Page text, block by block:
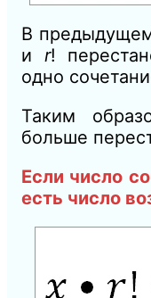
В
и r!
одно
Таким
больше
Если число
есть число